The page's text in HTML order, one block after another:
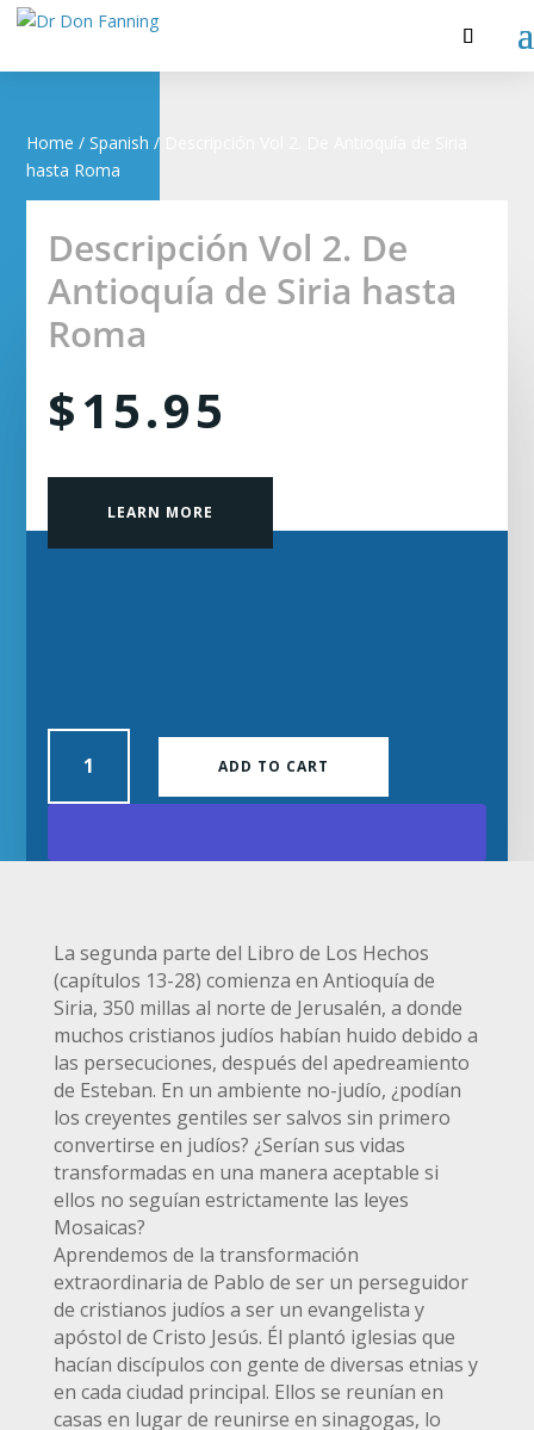
Home /Spanish / Descripción Vol 2. De Antioquía de Siria
hasta Roma
Descripción Vol 2. De
Antioquía de Siria hasta
Roma
$15.95
LEARN MORE
Descripción
2.
Roma
quantity
ADD TO CART
La segunda parte del Libro de Los Hechos
(capítulos 13-28) comienza en Antioquía de
Siria, 350 millas al norte de Jerusalén, a donde
muchos cristianos judíos habían huido debido a
las persecuciones, después del apedreamiento
de Esteban. En un ambiente no-judío, ¿podían
los creyentes gentiles ser salvos sin primero
convertirse en judíos? ¿Serían sus vidas
transformadas en una manera aceptable si
ellos no seguían estrictamente las leyes
Mosaicas?
Aprendemos de la transformación
extraordinaria de Pablo de ser un perseguidor
de cristianos judíos a ser un evangelista y
apóstol de Cristo Jesús. Él plantó iglesias que
hacían discípulos con gente de diversas etnias y
en cada ciudad principal. Ellos se reunían en
casas en lugar de reunirse en sinagogas, lo